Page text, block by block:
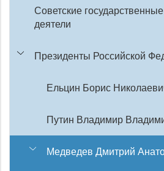
Советские
деятели
Президенты Российской
Ельцин Борис
Путин Владимир
Медведев Дмитрий